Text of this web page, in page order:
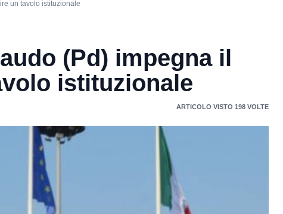
un tavolo istituzionale
(Pd) impegna il
istituzionale
ARTICOLO VISTO 198 VOLTE